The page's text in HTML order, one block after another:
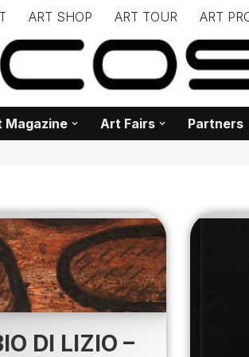
ART SHOP ART TOUR ART
– – – – – – – – – – www.biancoscuro.it – –
– Editoria – Spazi
Magazine Art Fairs Partners
DI LIZIO –